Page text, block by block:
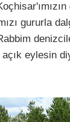
gururla
açık eylesin